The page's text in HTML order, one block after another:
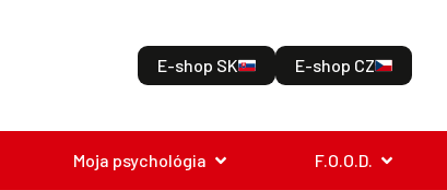
E-shop SK E-shop CZ
Moja psychológia F.O.O.D.